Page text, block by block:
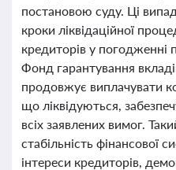
постановою суду. Ці
кроки ліквідаційної
кредиторів у
Фонд гарантування
продовжує виплачувати
що ліквідуються,
всіх заявлених вимог.
стабільність фінансової
інтереси кредиторів,